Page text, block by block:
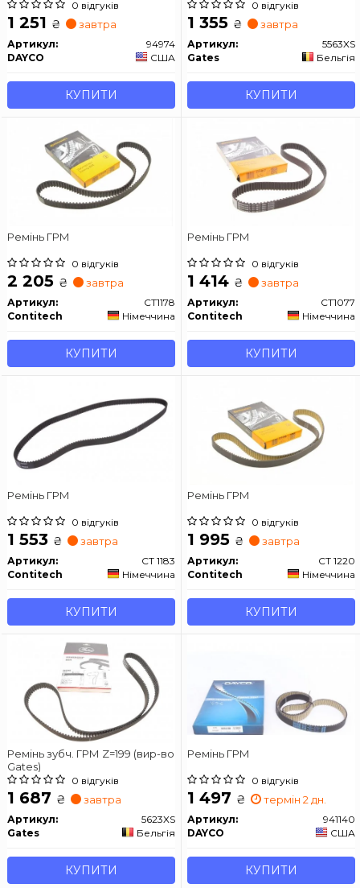
0 відгуків
1 251 ₴ завтра
Артикул:
94974
DAYCO
США
КУПИТИ
0 відгуків
1 355 ₴ завтра
Артикул:
5563XS
Gates
Бельгія
КУПИТИ
Ремінь ГРМ
0 відгуків
2 205 ₴ завтра
Артикул:
CT1178
Contitech
Німеччина
КУПИТИ
Ремінь ГРМ
0 відгуків
1 414 ₴ завтра
Артикул:
CT1077
Contitech
Німеччина
КУПИТИ
Ремінь ГРМ
0 відгуків
1 553 ₴ завтра
Артикул:
CT 1183
Contitech
Німеччина
КУПИТИ
Ремінь ГРМ
0 відгуків
1 995 ₴ завтра
Артикул:
CT 1220
Contitech
Німеччина
КУПИТИ
Ремінь зубч. ГРМ Z=199 (вир-во
Gates)
0 відгуків
1 687 ₴ завтра
Артикул:
5623XS
Gates
Бельгія
КУПИТИ
Ремінь ГРМ
0 відгуків
1 497 ₴ термін 2 дн.
Артикул:
941140
DAYCO
США
КУПИТИ